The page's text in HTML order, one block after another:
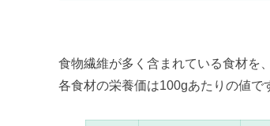
食物繊維が多く含まれている食材を
各食材の栄養価は100gあたりの値で